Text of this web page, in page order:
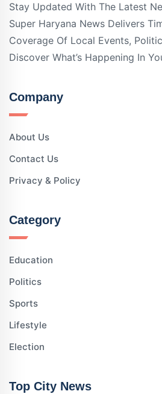
Stay Updated With The Latest
Super Haryana News Delivers
Coverage Of Local Events,
Discover What’s Happening In
Company
About Us
Contact Us
Privacy & Policy
Category
Education
Politics
Sports
Lifestyle
Election
Top City News